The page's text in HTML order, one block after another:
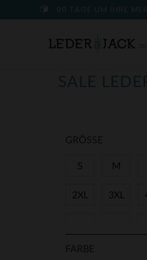
90 TAGE UM IHRE
SALE
GRÖSSE
S M
2XL 3XL
46
FARBE